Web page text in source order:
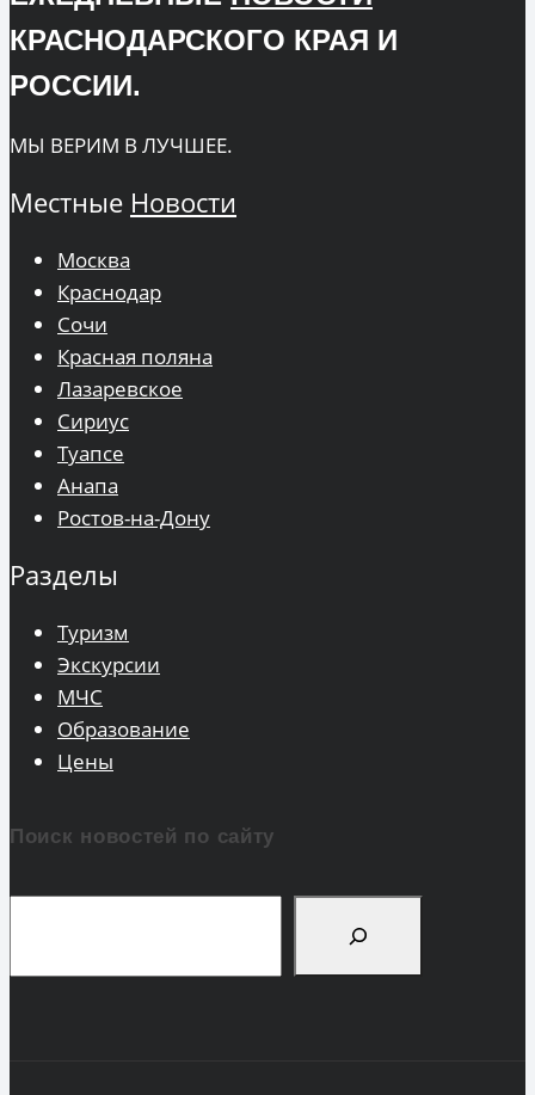
КРАСНОДАРСКОГО КРАЯ И
РОССИИ.
МЫ ВЕРИМ В ЛУЧШЕЕ.
Местные Новости
Москва
Краснодар
Сочи
Красная поляна
Лазаревское
Сириус
Туапсе
Анапа
Ростов-на-Дону
Разделы
Туризм
Экскурсии
МЧС
Образование
Цены
Поиск новостей по сайту